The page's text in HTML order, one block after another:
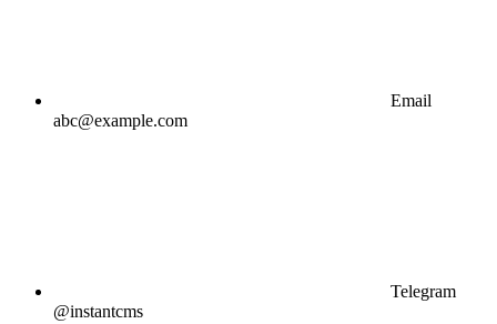
Email
abc@example.com
Telegram
@instantcms